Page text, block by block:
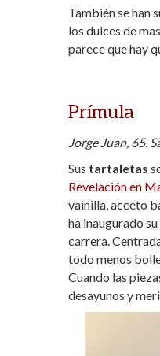
También se han
los dulces de
parece que hay
Prímula
Jorge Juan, 65.
Sus tartaletas
Revelación en
vainilla, acceto
ha inaugurado
carrera.
todo menos
Cuando las
desayunos y